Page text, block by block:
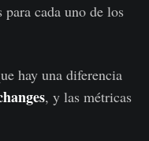
cada uno de los
hay una diferencia
, y las métricas